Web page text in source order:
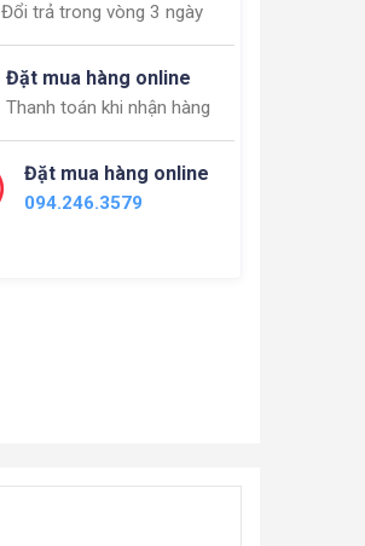
Đổi trả trong vòng 3 ngày
Đặt mua hàng online
Thanh toán khi nhận hàng
Đặt mua hàng online
094.246.3579